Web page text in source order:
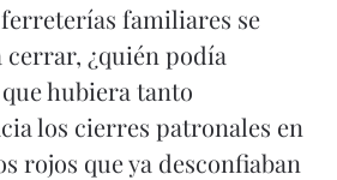
familiares se
cerrar, ¿quién podía
hubiera tanto
los cierres patronales en
rojos que ya desconfiaban